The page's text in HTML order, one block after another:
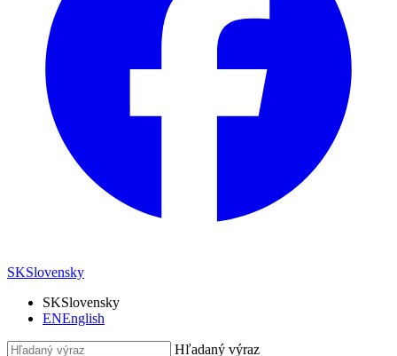
SKSlovensky
SKSlovensky
ENEnglish
Hľadaný výraz